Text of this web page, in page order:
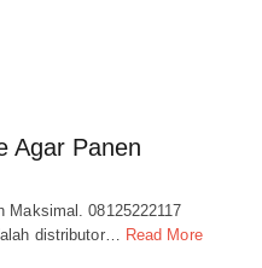
Agar Panen
Maksimal. 08125222117
distributor…
Read More